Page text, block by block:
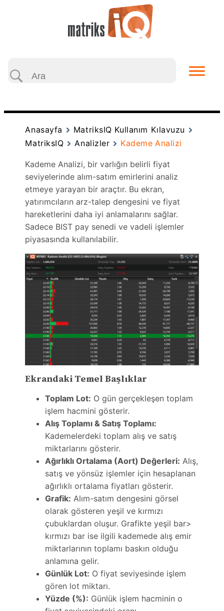
Anasayfa
MatriksIQ Kullanım Kılavuzu
MatriksIQ
Analizler Kademe Analizi
Kademe Analizi, bir varlığın belirli fiyat
seviyelerinde alım-satım emirlerini analiz
etmeye yarayan bir araçtır. Bu ekran,
yatırımcıların arz-talep dengesini ve fiyat
hareketlerini daha iyi anlamalarını sağlar.
Sadece BIST pay senedi ve vadeli işlemler
piyasasında kullanılabilir.
Ekrandaki Temel Başlıklar
Toplam Lot: O gün gerçekleşen toplam
işlem hacmini gösterir.
Alış Toplamı & Satış Toplamı:
Kademelerdeki toplam alış ve satış
miktarlarını gösterir.
Ağırlıklı Ortalama (Aort) Değerleri: Alış,
satış ve yönsüz işlemler için hesaplanan
ağırlıklı ortalama fiyatları gösterir.
Grafik: Alım-satım dengesini görsel
olarak gösteren yeşil ve kırmızı
çubuklardan oluşur. Grafikte yeşil bar>
kırmızı bar ise ilgili kademede alış emir
miktarlarının toplamı baskın olduğu
anlamına gelir.
Günlük Lot: O fiyat seviyesinde işlem
gören lot miktarı.
Yüzde (%): Günlük işlem hacminin o